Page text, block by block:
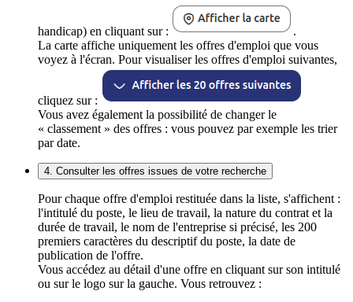
handicap) en cliquant sur :
.
La carte affiche uniquement les offres d'emploi que vous
voyez à l'écran. Pour visualiser les offres d'emploi suivantes,
cliquez sur :
Vous avez également la possibilité de changer le
« classement » des offres : vous pouvez par exemple les trier
par date.
4. Consulter les offres issues de votre recherche
Pour chaque offre d'emploi restituée dans la liste, s'affichent :
l'intitulé du poste, le lieu de travail, la nature du contrat et la
durée de travail, le nom de l'entreprise si précisé, les 200
premiers caractères du descriptif du poste, la date de
publication de l'offre.
Vous accédez au détail d'une offre en cliquant sur son intitulé
ou sur le logo sur la gauche. Vous retrouvez :